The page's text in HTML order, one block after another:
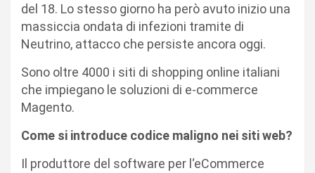
del 18. Lo stesso giorno ha però avuto inizio una
massiccia ondata di infezioni tramite di
Neutrino, attacco che persiste ancora oggi.
Sono oltre 4000 i siti di shopping online italiani
che impiegano le soluzioni di e-commerce
Magento.
Come si introduce codice maligno nei siti web?
Il produttore del software per l‘eCommerce